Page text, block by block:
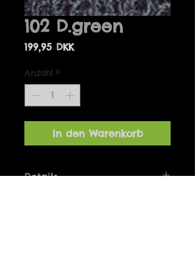
102 D.green
199,95 DKKPreis
Anzahl *
In den Warenkorb
Details